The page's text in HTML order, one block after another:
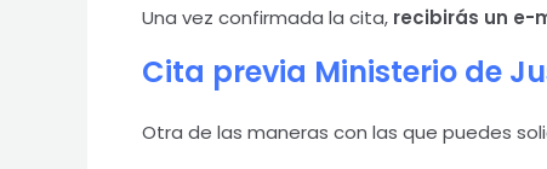
Una vez confirmada la cita, recibirás un e-
Cita previa Ministerio de
Otra de las maneras con las que puedes